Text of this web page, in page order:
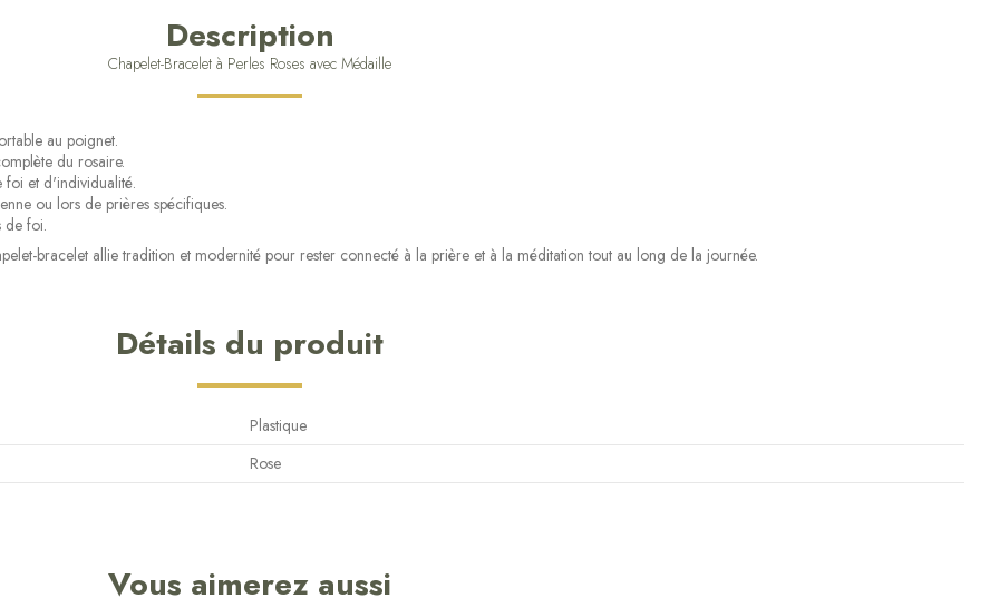
Description
Chapelet-Bracelet à Perles Roses avec Médaille
au poignet.
du rosaire.
foi et d'individualité.
ou lors de prières spécifiques.
de foi.
bracelet allie tradition et modernité pour rester connecté à la prière et à la méditation tout au long de la journée.
Détails du produit
Plastique
Rose
Vous aimerez aussi